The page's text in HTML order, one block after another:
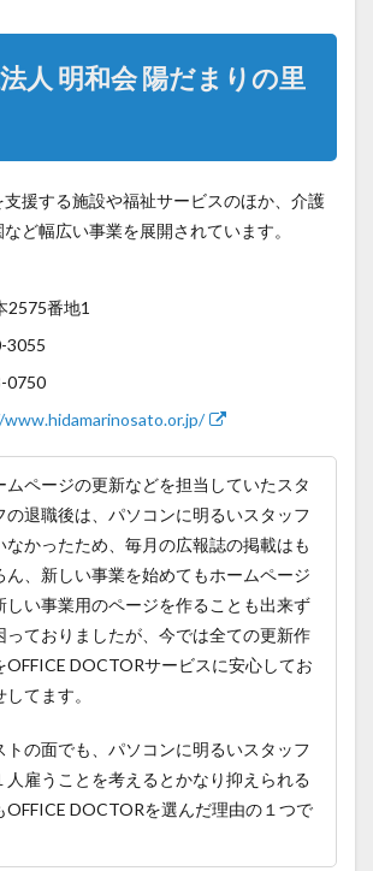
人 明和会 陽だまりの里
援する施設や福祉サービスのほか、介護
ど幅広い事業を展開されています。
2575番地1
3055
0750
ムページの更新などを担当していたスタ
の退職後は、パソコンに明るいスタッフ
なかったため、毎月の広報誌の掲載はも
ん、新しい事業を始めてもホームページ
しい事業用のページを作ることも出来ず
っておりましたが、今では全ての更新作
OFFICE DOCTORサービスに安心してお
してます。
トの面でも、パソコンに明るいスタッフ
人雇うことを考えるとかなり抑えられる
OFFICE DOCTORを選んだ理由の１つで